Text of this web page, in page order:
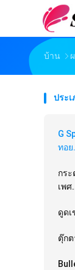
บ้าน
ประเ
G
ทอย
กระ
เพศ
ดูดเ
ตุ๊ก